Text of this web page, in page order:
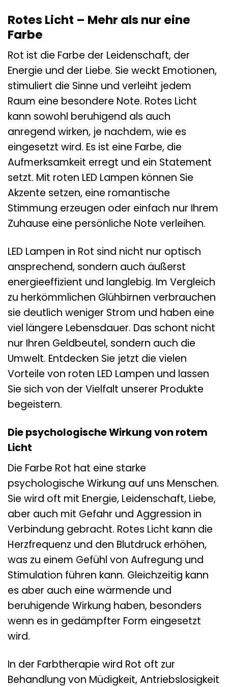
Rotes Licht – Mehr als nur eine
Farbe
Rot ist die Farbe der Leidenschaft, der
Energie und der Liebe. Sie weckt Emotionen,
stimuliert die Sinne und verleiht jedem
Raum eine besondere Note. Rotes Licht
kann sowohl beruhigend als auch
anregend wirken, je nachdem, wie es
eingesetzt wird. Es ist eine Farbe, die
Aufmerksamkeit erregt und ein Statement
setzt. Mit roten LED Lampen können Sie
Akzente setzen, eine romantische
Stimmung erzeugen oder einfach nur Ihrem
Zuhause eine persönliche Note verleihen.
LED Lampen in Rot sind nicht nur optisch
ansprechend, sondern auch äußerst
energieeffizient und langlebig. Im Vergleich
zu herkömmlichen Glühbirnen verbrauchen
sie deutlich weniger Strom und haben eine
viel längere Lebensdauer. Das schont nicht
nur Ihren Geldbeutel, sondern auch die
Umwelt. Entdecken Sie jetzt die vielen
Vorteile von roten LED Lampen und lassen
Sie sich von der Vielfalt unserer Produkte
begeistern.
Die psychologische Wirkung von rotem
Licht
Die Farbe Rot hat eine starke
psychologische Wirkung auf uns Menschen.
Sie wird oft mit Energie, Leidenschaft, Liebe,
aber auch mit Gefahr und Aggression in
Verbindung gebracht. Rotes Licht kann die
Herzfrequenz und den Blutdruck erhöhen,
was zu einem Gefühl von Aufregung und
Stimulation führen kann. Gleichzeitig kann
es aber auch eine wärmende und
beruhigende Wirkung haben, besonders
wenn es in gedämpfter Form eingesetzt
wird.
In der Farbtherapie wird Rot oft zur
Behandlung von Müdigkeit, Antriebslosigkeit